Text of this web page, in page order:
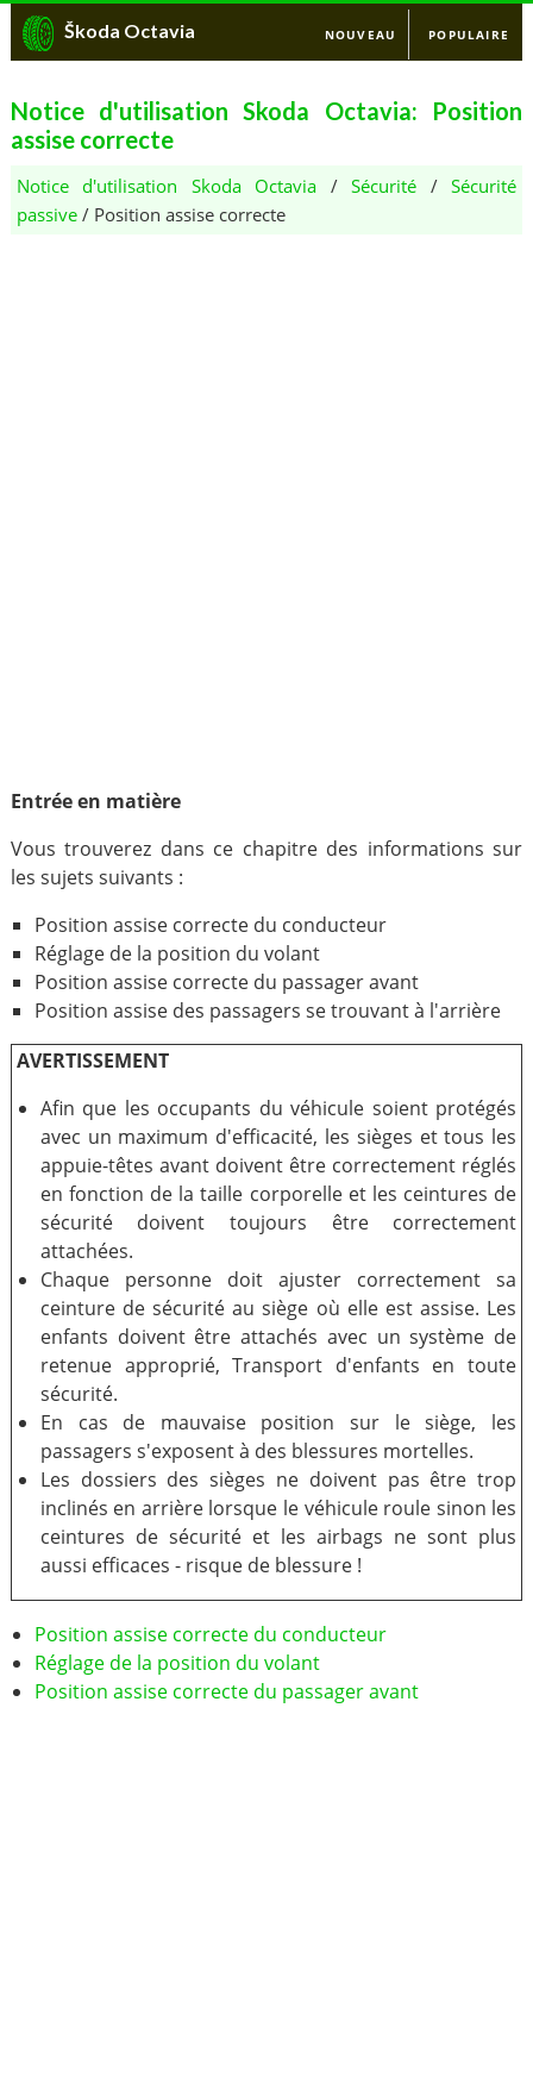
Škoda Octavia NOUVEAU POPULAIRE
Notice d'utilisation Skoda Octavia: Position
assise correcte
Notice d'utilisation Skoda Octavia /Sécurité /Sécurité
passive/ Position assise correcte
Entrée en matière
Vous trouverez dans ce chapitre des informations sur
les sujets suivants :
Position assise correcte du conducteur
Réglage de la position du volant
Position assise correcte du passager avant
Position assise des passagers se trouvant à l'arrière
AVERTISSEMENT
Afin que les occupants du véhicule soient protégés
avec un maximum d'efficacité, les sièges et tous les
appuie-têtes avant doivent être correctement réglés
en fonction de la taille corporelle et les ceintures de
sécurité doivent toujours être correctement
attachées.
Chaque personne doit ajuster correctement sa
ceinture de sécurité au siège où elle est assise. Les
enfants doivent être attachés avec un système de
retenue approprié, Transport d'enfants en toute
sécurité.
En cas de mauvaise position sur le siège, les
passagers s'exposent à des blessures mortelles.
Les dossiers des sièges ne doivent pas être trop
inclinés en arrière lorsque le véhicule roule sinon les
ceintures de sécurité et les airbags ne sont plus
aussi efficaces - risque de blessure !
Position assise correcte du conducteur
Réglage de la position du volant
Position assise correcte du passager avant